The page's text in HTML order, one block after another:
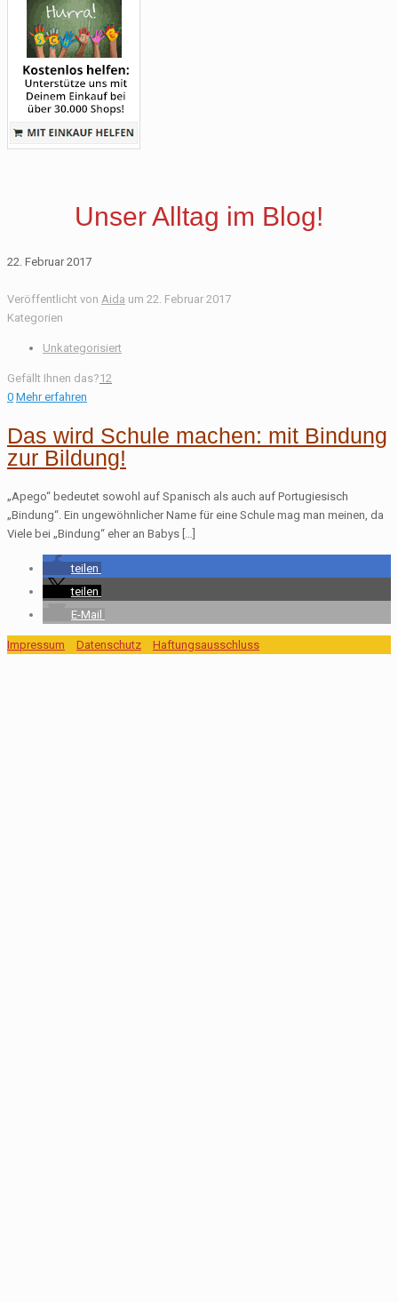
Unser Alltag im Blog!
22. Februar 2017
Veröffentlicht von Aida um 22. Februar 2017
Kategorien
Unkategorisiert
Gefällt Ihnen das?12
0 Mehr erfahren
Das wird Schule machen: mit Bindung
zur Bildung!
„Apego“ bedeutet sowohl auf Spanisch als auch auf Portugiesisch
„Bindung“. Ein ungewöhnlicher Name für eine Schule mag man meinen, da
Viele bei „Bindung“ eher an Babys […]
teilen
teilen
E-Mail
Impressum Datenschutz Haftungsausschluss